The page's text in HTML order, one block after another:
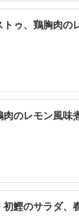
ゥ、鶏胸肉の
のレモン風味
鰹のサラダ、